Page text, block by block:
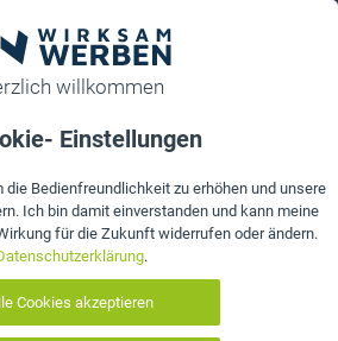
Zahlteller, Kassierteller & Geldschalen für
Motive
Motive